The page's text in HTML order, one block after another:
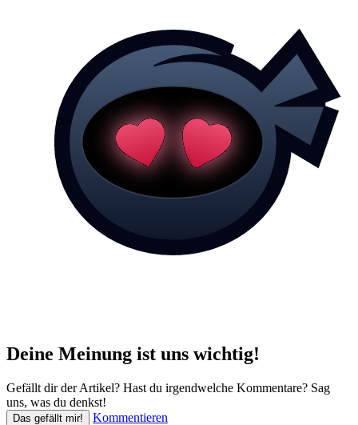
Deine Meinung ist uns wichtig!
Gefällt dir der Artikel? Hast du irgendwelche Kommentare? Sag
uns, was du denkst!
Das gefällt mir! Kommentieren